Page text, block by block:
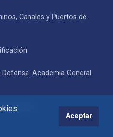
Aceptar
Canales y Puertos de
Academia General